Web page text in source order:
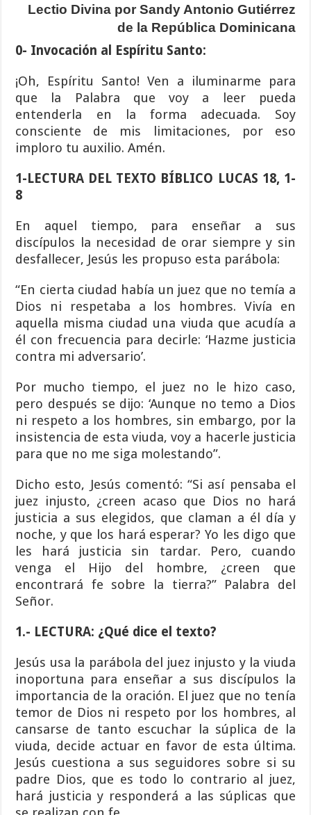
Lectio Divina por Sandy Antonio Gutiérrez
de la República Dominicana
0- Invocación al Espíritu Santo:
¡Oh, Espíritu Santo! Ven a iluminarme para
que la Palabra que voy a leer pueda
entenderla en la forma adecuada. Soy
consciente de mis limitaciones, por eso
imploro tu auxilio. Amén.
1-LECTURA DEL TEXTO BÍBLICO LUCAS 18, 1-
8
En aquel tiempo, para enseñar a sus
discípulos la necesidad de orar siempre y sin
desfallecer, Jesús les propuso esta parábola:
“En cierta ciudad había un juez que no temía a
Dios ni respetaba a los hombres. Vivía en
aquella misma ciudad una viuda que acudía a
él con frecuencia para decirle: ‘Hazme justicia
contra mi adversario’.
Por mucho tiempo, el juez no le hizo caso,
pero después se dijo: ‘Aunque no temo a Dios
ni respeto a los hombres, sin embargo, por la
insistencia de esta viuda, voy a hacerle justicia
para que no me siga molestando”.
Dicho esto, Jesús comentó: “Si así pensaba el
juez injusto, ¿creen acaso que Dios no hará
justicia a sus elegidos, que claman a él día y
noche, y que los hará esperar? Yo les digo que
les hará justicia sin tardar. Pero, cuando
venga el Hijo del hombre, ¿creen que
encontrará fe sobre la tierra?” Palabra del
Señor.
1.- LECTURA: ¿Qué dice el texto?
Jesús usa la parábola del juez injusto y la viuda
inoportuna para enseñar a sus discípulos la
importancia de la oración. El juez que no tenía
temor de Dios ni respeto por los hombres, al
cansarse de tanto escuchar la súplica de la
viuda, decide actuar en favor de esta última.
Jesús cuestiona a sus seguidores sobre si su
padre Dios, que es todo lo contrario al juez,
hará justicia y responderá a las súplicas que